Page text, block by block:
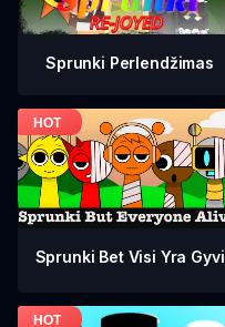
Sprunki Perlendžimas
Sprunki Bet Visi Yra Gyvi